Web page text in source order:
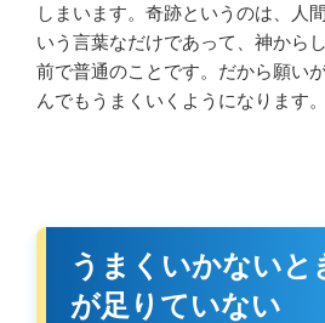
しまいます。奇跡というのは、人
いう言葉なだけであって、神から
前で普通のことです。だから願い
んでもうまくいくようになります。
うまくいかないと
が足りていない